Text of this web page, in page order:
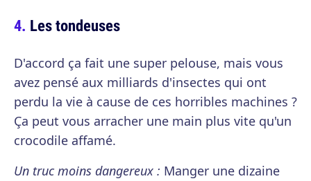
Les tondeuses
D'accord ça fait une super pelouse, mais vous
avez pensé aux milliards d'insectes qui ont
perdu la vie à cause de ces horribles machines ?
Ça peut vous arracher une main plus vite qu'un
crocodile affamé.
Un truc moins dangereux : Manger une dizaine